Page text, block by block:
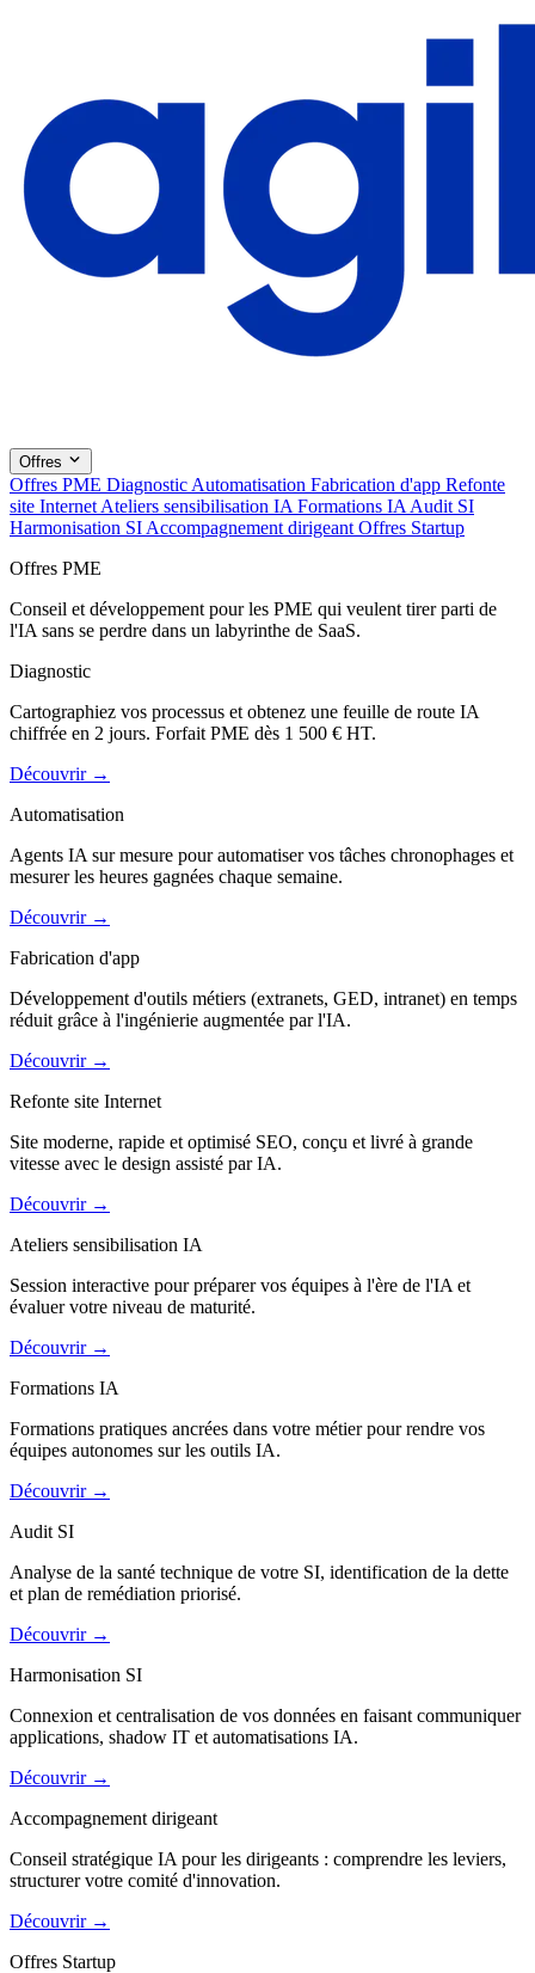
Offres
Offres PME Diagnostic Automatisation Fabrication d'app Refonte
site Internet Ateliers sensibilisation IA Formations IA Audit SI
Harmonisation SI Accompagnement dirigeant Offres Startup
Offres PME
Conseil et développement pour les PME qui veulent tirer parti de
l'IA sans se perdre dans un labyrinthe de SaaS.
Diagnostic
Cartographiez vos processus et obtenez une feuille de route IA
chiffrée en 2 jours. Forfait PME dès 1 500 € HT.
Découvrir →
Automatisation
Agents IA sur mesure pour automatiser vos tâches chronophages et
mesurer les heures gagnées chaque semaine.
Découvrir →
Fabrication d'app
Développement d'outils métiers (extranets, GED, intranet) en temps
réduit grâce à l'ingénierie augmentée par l'IA.
Découvrir →
Refonte site Internet
Site moderne, rapide et optimisé SEO, conçu et livré à grande
vitesse avec le design assisté par IA.
Découvrir →
Ateliers sensibilisation IA
Session interactive pour préparer vos équipes à l'ère de l'IA et
évaluer votre niveau de maturité.
Découvrir →
Formations IA
Formations pratiques ancrées dans votre métier pour rendre vos
équipes autonomes sur les outils IA.
Découvrir →
Audit SI
Analyse de la santé technique de votre SI, identification de la dette
et plan de remédiation priorisé.
Découvrir →
Harmonisation SI
Connexion et centralisation de vos données en faisant communiquer
applications, shadow IT et automatisations IA.
Découvrir →
Accompagnement dirigeant
Conseil stratégique IA pour les dirigeants : comprendre les leviers,
structurer votre comité d'innovation.
Découvrir →
Offres Startup